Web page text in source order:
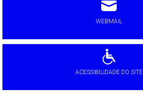
WEBMAIL
ACESSIBILIDADE DO SITE